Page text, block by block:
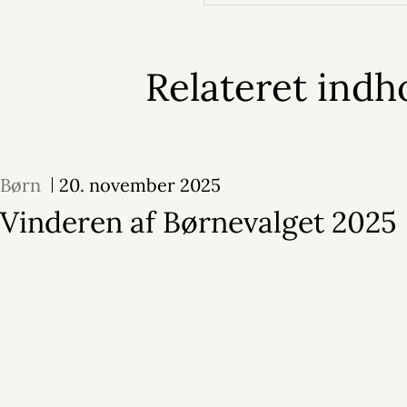
Relateret
Børn 20. november 2025
Vinderen af Børnevalget 2025